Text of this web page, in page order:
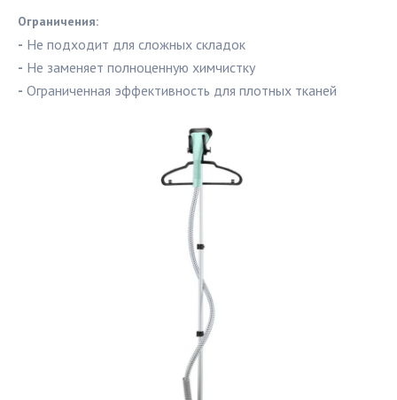
Ограничения:
- Не подходит для сложных складок
- Не заменяет полноценную химчистку
- Ограниченная эффективность для плотных тканей